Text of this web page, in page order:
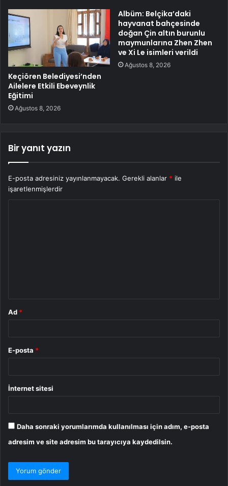
Keçiören Belediyesi’nden
Ailelere Etkili Ebeveynlik
Eğitimi
Ağustos 8, 2026
Albüm: Belçika’daki
hayvanat bahçesinde
doğan Çin altın burunlu
maymunlarına Zhen Zhen
ve Xi Le isimleri verildi
Ağustos 8, 2026
Bir yanıt yazın
E-posta adresiniz yayınlanmayacak. Gerekli alanlar * ile
işaretlenmişlerdir
Ad *
E-posta *
İnternet sitesi
Daha sonraki yorumlarımda kullanılması için adım, e-posta
adresim ve site adresim bu tarayıcıya kaydedilsin.